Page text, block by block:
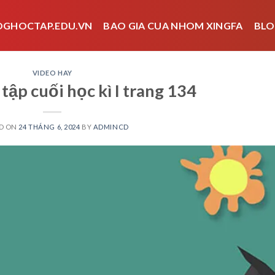
BAO GIA CUA NHOM XINGFA
VIDEO HAY
cuối học kì I trang 134
ON 24 THÁNG 6, 2024 BY ADMINCD